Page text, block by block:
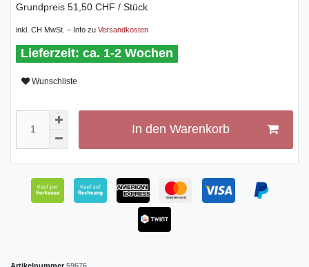
Grundpreis 51,50 CHF / Stück
inkl. CH MwSt. – Info zu Versandkosten
ca. 1-2 Wochen
Wunschliste
In den Warenkorb
Artikelnummer 59676